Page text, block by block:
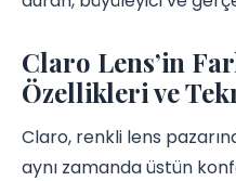
Claro Lens’in
Özellikleri ve
Claro, renkli lens
aynı zamanda üstün